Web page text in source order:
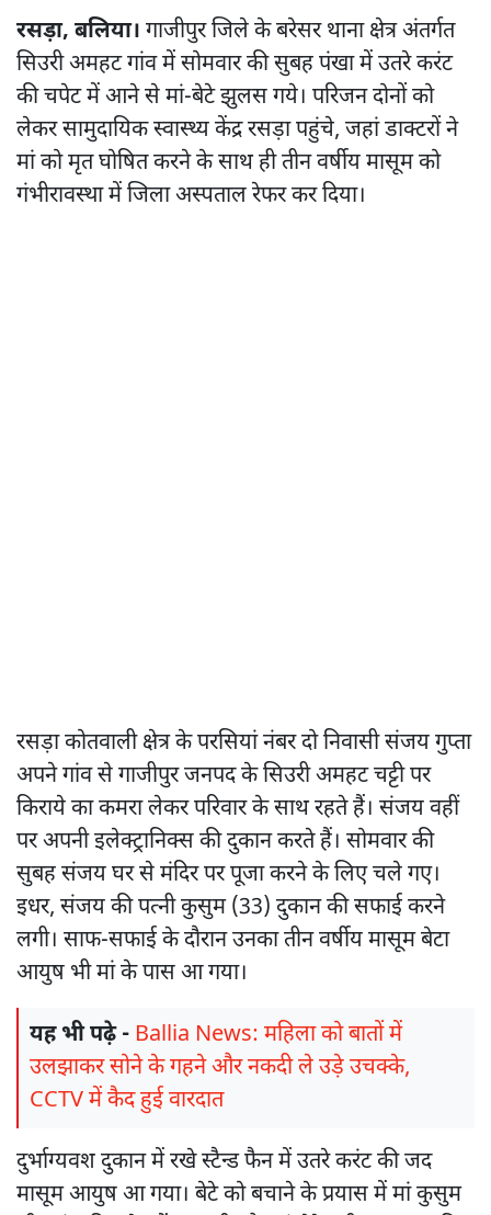
रसड़ा, बलिया। गाजीपुर जिले के बरेसर थाना क्षेत्र अंतर्गत
सिउरी अमहट गांव में सोमवार की सुबह पंखा में उतरे करंट
की चपेट में आने से मां-बेटे झुलस गये। परिजन दोनों को
लेकर सामुदायिक स्वास्थ्य केंद्र रसड़ा पहुंचे, जहां डाक्टरों ने
मां को मृत घोषित करने के साथ ही तीन वर्षीय मासूम को
गंभीरावस्था में जिला अस्पताल रेफर कर दिया।
रसड़ा कोतवाली क्षेत्र के परसियां नंबर दो निवासी संजय गुप्ता
अपने गांव से गाजीपुर जनपद के सिउरी अमहट चट्टी पर
किराये का कमरा लेकर परिवार के साथ रहते हैं। संजय वहीं
पर अपनी इलेक्ट्रानिक्स की दुकान करते हैं। सोमवार की
सुबह संजय घर से मंदिर पर पूजा करने के लिए चले गए।
इधर, संजय की पत्नी कुसुम (33) दुकान की सफाई करने
लगी। साफ-सफाई के दौरान उनका तीन वर्षीय मासूम बेटा
आयुष भी मां के पास आ गया।
यह भी पढ़े - Ballia News: महिला को बातों में
उलझाकर सोने के गहने और नकदी ले उड़े उचक्के,
CCTV में कैद हुई वारदात
दुर्भाग्यवश दुकान में रखे स्टैन्ड फैन में उतरे करंट की जद
मासूम आयुष आ गया। बेटे को बचाने के प्रयास में मां कुसुम